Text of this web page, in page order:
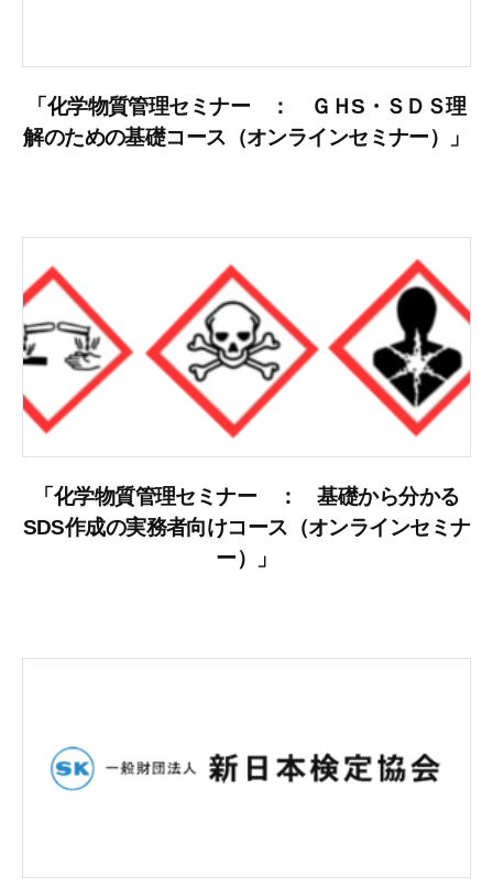
「化学物質管理セミナー ： ＧＨS・ＳＤＳ理
解のための基礎コース（オンラインセミナー）」
「化学物質管理セミナー ： 基礎から分かる
SDS作成の実務者向けコース（オンラインセミナ
ー）」